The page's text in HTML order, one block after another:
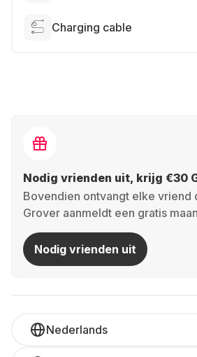
Charging cable
Nodig vrienden uit, krijg €30
Bovendien ontvangt elke vriend
Grover aanmeldt een gratis
Nodig vrienden uit
Nederlands